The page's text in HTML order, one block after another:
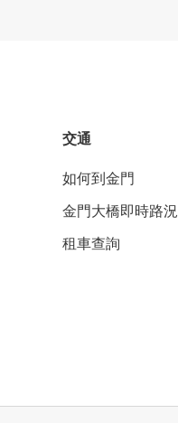
交通
如何到金門
金門大橋即時路況
租車查詢